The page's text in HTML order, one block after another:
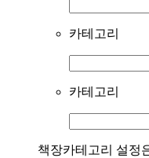
카테고리
카테고리
책장카테고리 설정